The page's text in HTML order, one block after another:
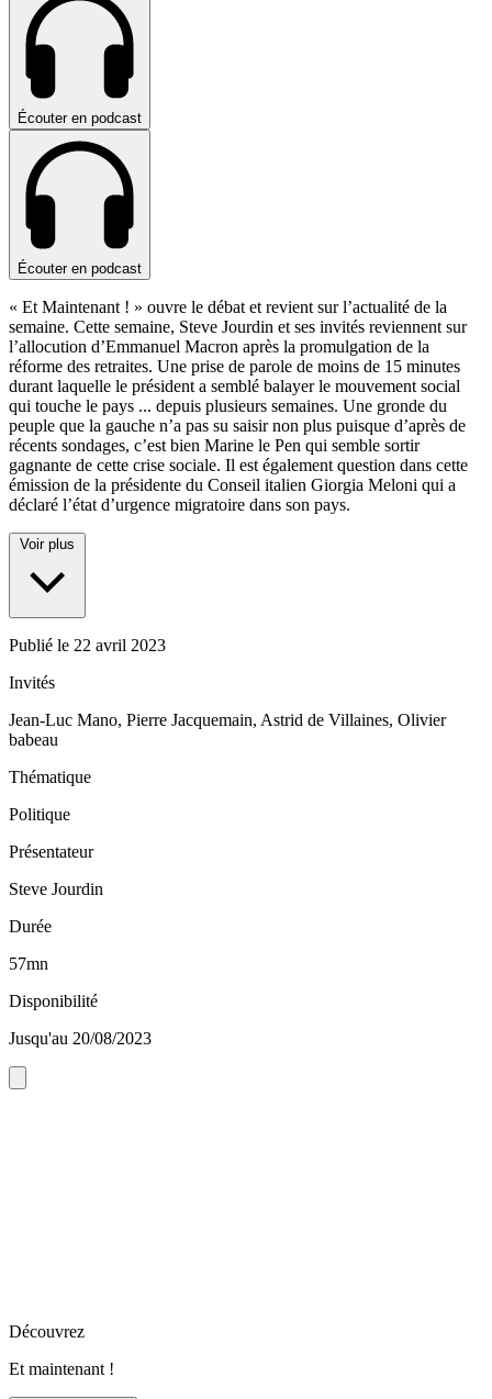
Écouter en podcast
Écouter en podcast
« Et Maintenant ! » ouvre le débat et revient sur l’actualité de la
semaine. Cette semaine, Steve Jourdin et ses invités reviennent sur
l’allocution d’Emmanuel Macron après la promulgation de la
réforme des retraites. Une prise de parole de moins de 15 minutes
durant laquelle le président a semblé balayer le mouvement social
qui touche le pays ... depuis plusieurs semaines. Une gronde du
peuple que la gauche n’a pas su saisir non plus puisque d’après de
récents sondages, c’est bien Marine le Pen qui semble sortir
gagnante de cette crise sociale. Il est également question dans cette
émission de la présidente du Conseil italien Giorgia Meloni qui a
déclaré l’état d’urgence migratoire dans son pays.
Voir plus
Publié le 22 avril 2023
Invités
Jean-Luc Mano, Pierre Jacquemain, Astrid de Villaines, Olivier
babeau
Thématique
Politique
Présentateur
Steve Jourdin
Durée
57mn
Disponibilité
Jusqu'au 20/08/2023
Découvrez
Et maintenant !